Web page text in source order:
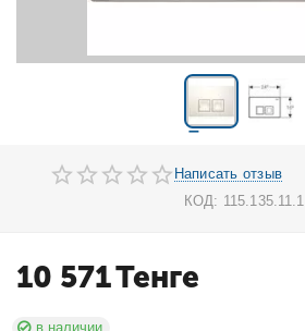
Написать отзыв
КОД: 115.135.11.1
10 571Тенге
в наличии